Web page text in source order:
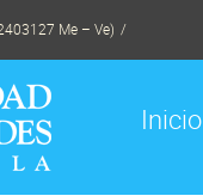
Me – Ve)
Inicio